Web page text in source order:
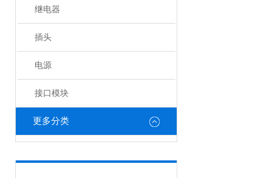
继电器
插头
电源
接口模块
更多分类